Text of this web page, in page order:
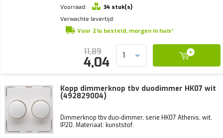
Voorraad:
34 stuk(s)
Verwachte levertijd:
Voor 21u besteld, morgen in huis*
11,89
4,04
Kopp dimmerknop tbv duodimmer HK07 wit
(492829004)
Dimmerknop tbv duo-dimmer, serie HK07 Athenis, wit,
IP20. Materiaal: kunststof.